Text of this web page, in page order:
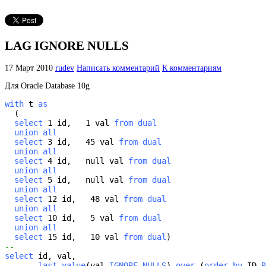
LAG IGNORE NULLS
17 Март 2010 rudev Написать комментарий К комментариям
Для Oracle Database 10g
with t as
(
select 1 id,   1 val from dual
union all
select 3 id,   45 val from dual
union all
select 4 id,   null val from dual
union all
select 5 id,   null val from dual
union all
select 12 id,   48 val from dual
union all
select 10 id,   5 val from dual
union all
select 15 id,   10 val from dual
select id, val,